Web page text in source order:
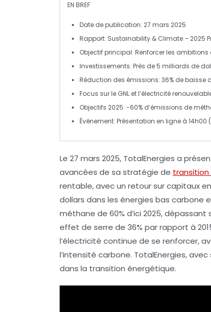
EN BREF
Date de publication: 27 mars 2025
Rapport: Sustainability & Climate – 2025
Objectif principal: Renforcer les
Investissements: Près de 5 milliards de
Réduction des émissions: 36% de baisse
Focus sur le GNL et l’électricité
Objectifs 2025: -60% d’émissions de
Événement: Présentation en ligne à 14h00
Le 27 mars 2025, TotalEnergies a
avancées de sa stratégie de
rentable, avec un retour sur capitaux
dollars dans les énergies bas carbone
méthane de 60% d’ici 2025,
effet de serre de 36% par rapport à
l’électricité continue de se renforcer,
l’intensité carbone. TotalEnergies,
dans la transition énergétique.